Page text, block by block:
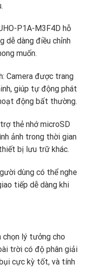
P1A-M3F4D hỗ
dễ dàng điều chỉnh
muốn.
Camera được trang
giúp tự động phát
động bất thường.
thẻ nhớ microSD
ảnh trong thời gian
bị lưu trữ khác.
dùng có thể nghe
tiếp dễ dàng khi
chọn lý tưởng cho
trời có độ phân giải
cực kỳ tốt, và tính